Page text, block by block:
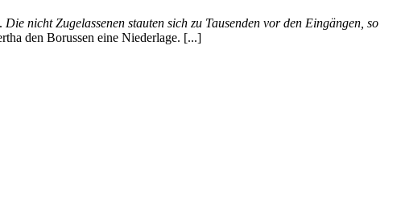
Die nicht Zugelassenen stauten sich zu Tausenden vor den Eingängen, so
den Borussen eine Niederlage. [...]